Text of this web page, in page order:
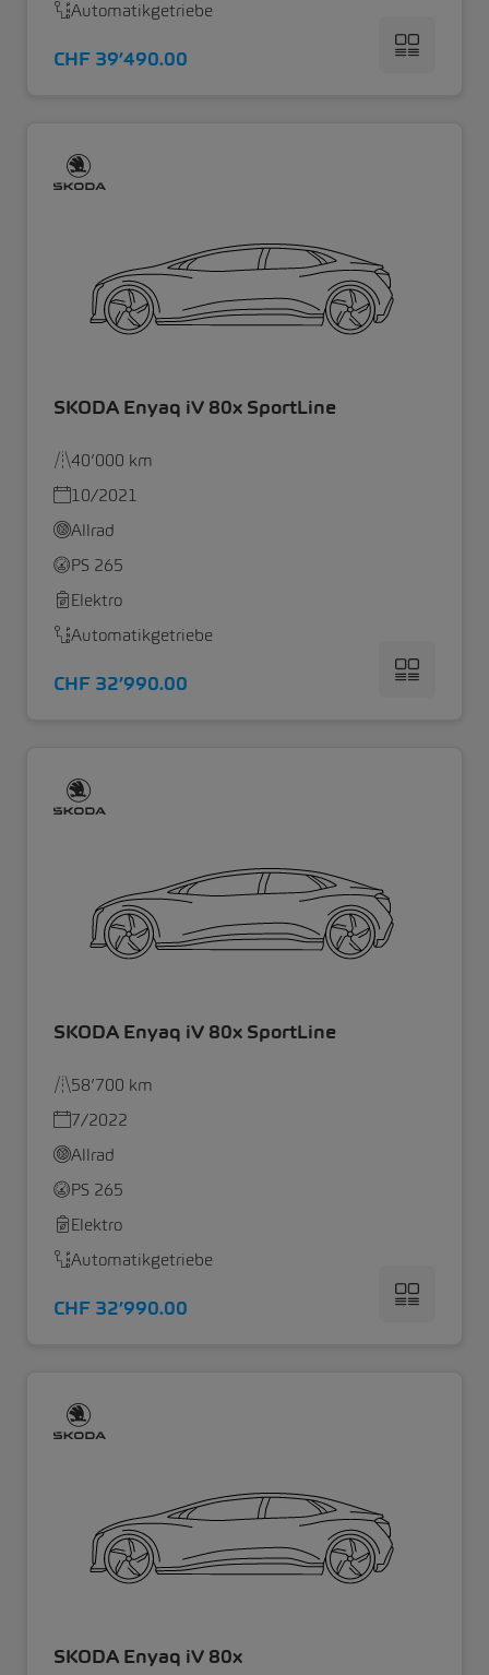
Automatikgetriebe
CHF 39’490.00
SKODA Enyaq iV 80x SportLine
40’000 km
10/2021
Allrad
PS 265
Elektro
Automatikgetriebe
CHF 32’990.00
SKODA Enyaq iV 80x SportLine
58’700 km
7/2022
Allrad
PS 265
Elektro
Automatikgetriebe
CHF 32’990.00
SKODA Enyaq iV 80x